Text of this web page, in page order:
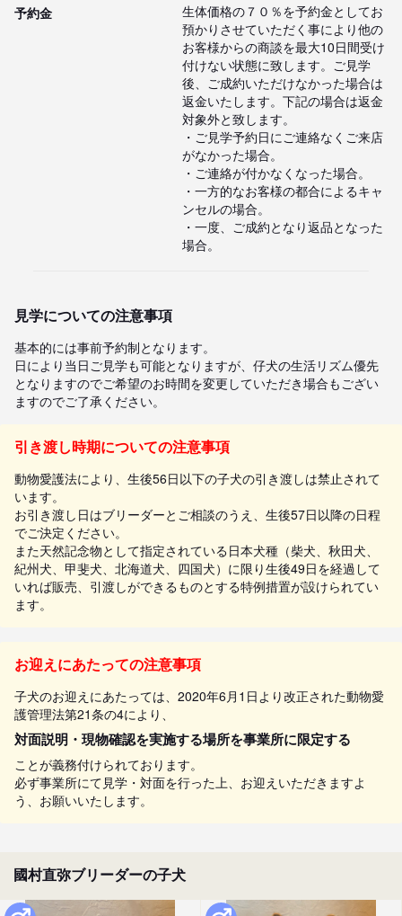
予約金
生体価格の７０％を予約金としてお
預かりさせていただく事により他の
お客様からの商談を最大10日間受け
付けない状態に致します。ご見学
後、ご成約いただけなかった場合は
返金いたします。下記の場合は返金
対象外と致します。
・ご見学予約日にご連絡なくご来店
がなかった場合。
・ご連絡が付かなくなった場合。
・一方的なお客様の都合によるキャ
ンセルの場合。
・一度、ご成約となり返品となった
場合。
見学についての注意事項
基本的には事前予約制となります。
日により当日ご見学も可能となりますが、仔犬の生活リズム優先
となりますのでご希望のお時間を変更していただき場合もござい
ますのでご了承ください。
引き渡し時期についての注意事項
動物愛護法により、生後56日以下の子犬の引き渡しは禁止されて
います。
お引き渡し日はブリーダーとご相談のうえ、生後57日以降の日程
でご決定ください。
また天然記念物として指定されている日本犬種（柴犬、秋田犬、
紀州犬、甲斐犬、北海道犬、四国犬）に限り生後49日を経過して
いれば販売、引渡しができるものとする特例措置が設けられてい
ます。
お迎えにあたっての注意事項
子犬のお迎えにあたっては、2020年6月1日より改正された動物愛
護管理法第21条の4により、
対面説明・現物確認を実施する場所を事業所に限定する
ことが義務付けられております。
必ず事業所にて見学・対面を行った上、お迎えいただきますよ
う、お願いいたします。
國村直弥ブリーダーの子犬